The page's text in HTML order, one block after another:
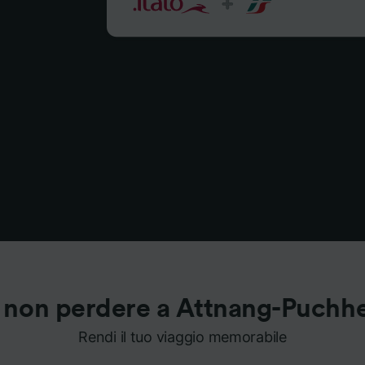
non perdere a Attnang-
Rendi il tuo viaggio memorabile